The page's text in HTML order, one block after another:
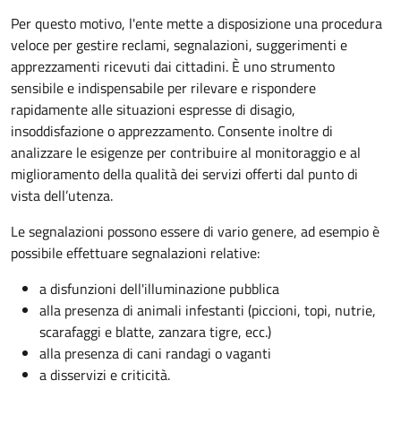
Per questo motivo, l'ente mette a disposizione una procedura
veloce per gestire reclami, segnalazioni, suggerimenti e
apprezzamenti ricevuti dai cittadini. È uno strumento
sensibile e indispensabile per rilevare e rispondere
rapidamente alle situazioni espresse di disagio,
insoddisfazione o apprezzamento. Consente inoltre di
analizzare le esigenze per contribuire al monitoraggio e al
miglioramento della qualità dei servizi offerti dal punto di
vista dell’utenza.
Le segnalazioni possono essere di vario genere, ad esempio è
possibile effettuare segnalazioni relative:
a disfunzioni dell'illuminazione pubblica
alla presenza di animali infestanti (piccioni, topi, nutrie,
scarafaggi e blatte, zanzara tigre, ecc.)
alla presenza di cani randagi o vaganti
a disservizi e criticità.